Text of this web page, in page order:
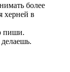
более
херней в
пиши.